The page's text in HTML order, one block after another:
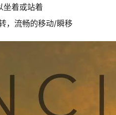
坐着或站着
，流畅的移动/瞬移